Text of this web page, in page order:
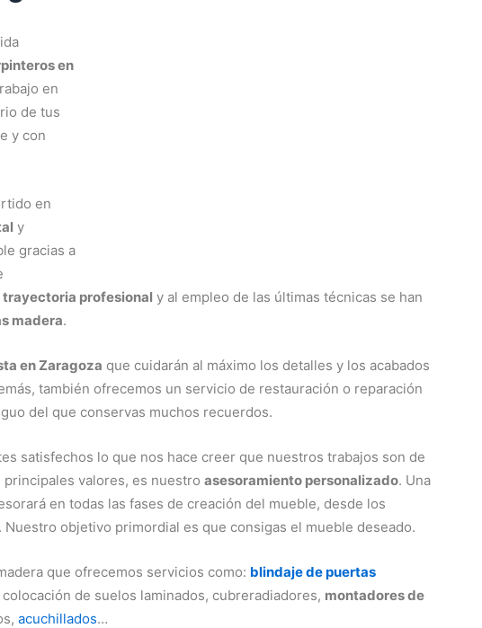
en
en
de tus
y con
en
y
gracias a
profesional y al empleo de las últimas técnicas se han
madera.
en Zaragoza que cuidarán al máximo los detalles y los acabados
también ofrecemos un servicio de restauración o reparación
del que conservas muchos recuerdos.
satisfechos lo que nos hace creer que nuestros trabajos son de
valores, es nuestro asesoramiento personalizado. Una
en todas las fases de creación del mueble, desde los
objetivo primordial es que consigas el mueble deseado.
que ofrecemos servicios como: blindaje de puertas
de suelos laminados, cubreradiadores, montadores de
acuchillados…